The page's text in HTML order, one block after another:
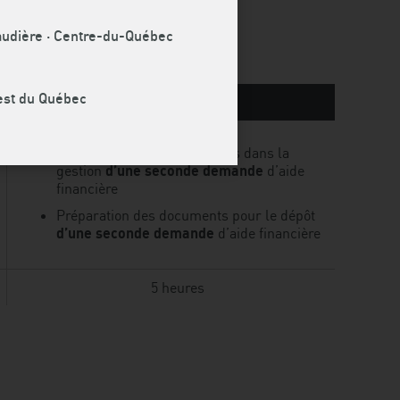
Accompagnement et conseils dans la
gestiond’une seconde demande d’aide
financière
Préparation des documents pour le dépôt
d’une seconde demande d’aide financière
5 heures
· Centre-du-Québec
du Québec